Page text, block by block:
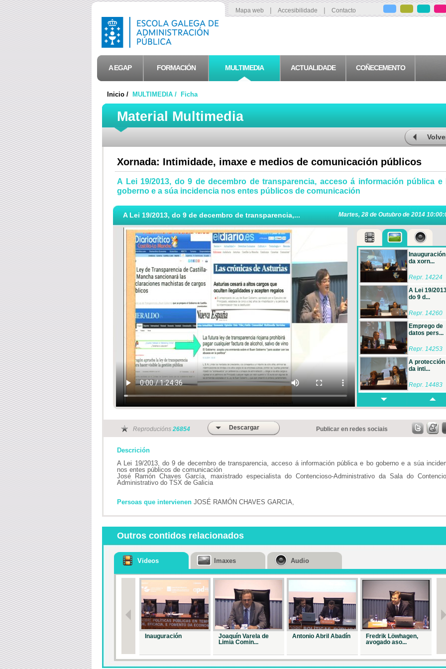
Mapa web | Accesibilidade | Contacto
A EGAP FORMACIÓN MULTIMEDIA ACTUALIDADE COÑECEMENTO
Inicio / MULTIMEDIA / Ficha
Material Multimedia
Xornada: Intimidade, imaxe e medios de comunicación públicos
A Lei 19/2013, do 9 de decembro de transparencia, acceso á información pública e
goberno e a súa incidencia nos entes públicos de comunicación
A Lei 19/2013, do 9 de decembro de transparencia,... Martes, 28 de Outubro de 2014
Inauguración
da xorn...
Repr. 14224
A Lei 19/
do 9 d...
Repr. 14260
Emprego de
datos pers...
Repr. 14253
A protección
da inti...
Repr. 14483
Os xuízos
Repr. 14457
Mesa
Reproducións 26854 Descargar Publicar en redes sociais
Descrición
A Lei 19/2013, do 9 de decembro de transparencia, acceso á información pública e bo goberno e a súa
nos entes públicos de comunicación
José Ramón Chaves García, maxistrado especialista do Contencioso-Administrativo da Sala do
Administrativo do TSX de Galicia
Persoas que intervienen JOSÉ RAMÓN CHAVES GARCIA,
Outros contidos relacionados
Videos
Inauguración
Joaquín Varela de
Limia Comin...
Antonio Abril Abadín
Fredrik Löwhagen,
avogado aso...
Imaxes Audio